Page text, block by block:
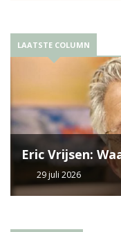
LAATSTE COLUMN
Eric Vrijsen:
29 juli 2026